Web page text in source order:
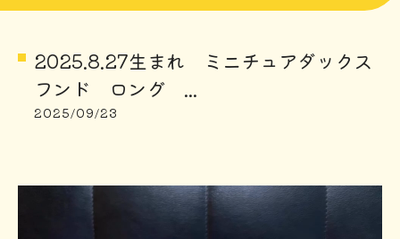
2025.8.27生まれ ミニチュアダックス
フンド ロング ...
2025/09/23